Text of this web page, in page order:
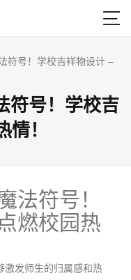

符号！学校吉祥物设计 –
符号！学校吉
！
法符号！
燃校园热
激发师生的归属感和热